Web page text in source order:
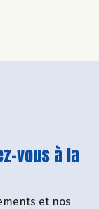
vous à la
et nos